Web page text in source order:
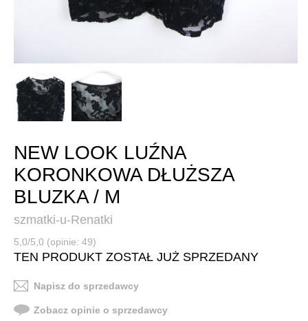
NEW LOOK LUŹNA
KORONKOWA DŁUŻSZA
BLUZKA / M
szmatki-u-Renatki
5,0/5,0 (opinie: 49)
TEN PRODUKT ZOSTAŁ JUŻ SPRZEDANY
Napisz do sprzedawcy
Zobacz opinie o sprzedawcy